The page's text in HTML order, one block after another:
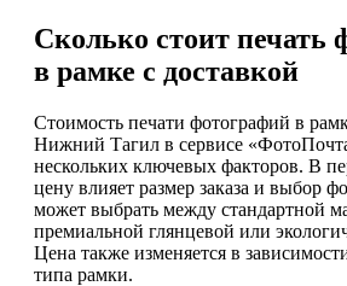
Сколько стоит печать
в рамке с доставкой
Стоимость печати фотографий в
Нижний Тагил в сервисе
нескольких ключевых факторов. В
цену влияет размер заказа и выбор
может выбрать между стандартной
премиальной глянцевой или
Цена также изменяется в
типа рамки.